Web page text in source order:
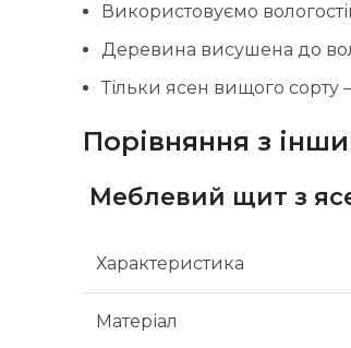
Використовуємо
Деревина висушена до
Тільки ясен вищого сорту
Порівняння з
Меблевий щит з
Характеристика
Матеріал